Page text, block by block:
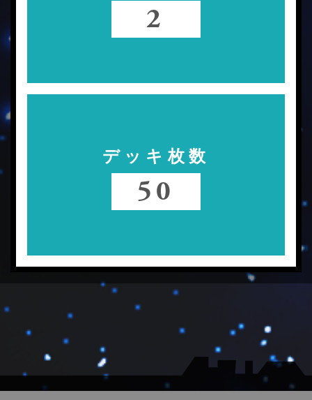
2
デッキ枚数
50